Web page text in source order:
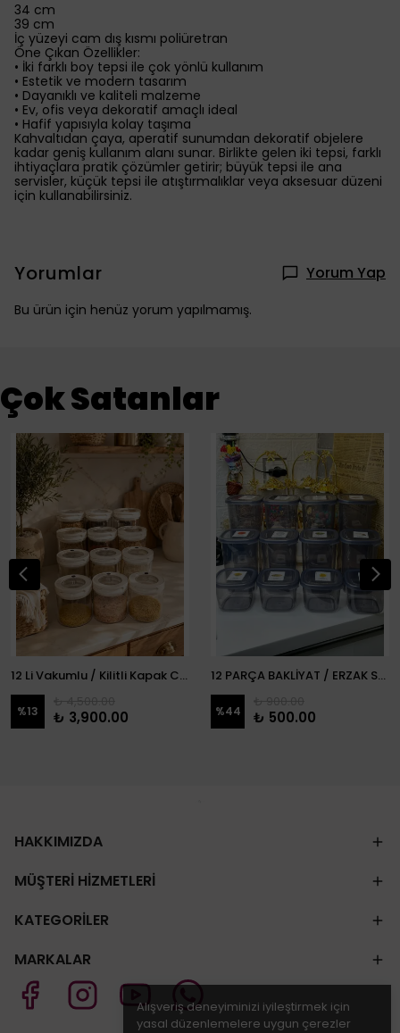
Alışveriş deneyiminizi iyileştirmek için
yasal düzenlemelere uygun çerezler
34 cm
39 cm
İç yüzeyi cam dış kısmı poliüretran
Öne Çıkan Özellikler:
• İki farklı boy tepsi ile çok yönlü kullanım
• Estetik ve modern tasarım
• Dayanıklı ve kaliteli malzeme
• Ev, ofis veya dekoratif amaçlı ideal
• Hafif yapısıyla kolay taşıma
Kahvaltıdan çaya, aperatif sunumdan dekoratif objelere
kadar geniş kullanım alanı sunar. Birlikte gelen iki tepsi, farklı
ihtiyaçlara pratik çözümler getirir; büyük tepsi ile ana
servisler, küçük tepsi ile atıştırmalıklar veya aksesuar düzeni
için kullanabilirsiniz.
Yorumlar Yorum Yap
Bu ürün için henüz yorum yapılmamış.
Çok Satanlar
12 Li Vakumlu / Kilitli Kapak Cam Erzak Kabı / Kavanoz
%13 ₺ 3,900.00
12 PARÇA BAKLİYAT / ERZAK SETİ
%44 ₺ 500.00
HAKKIMIZDA
MÜŞTERİ HİZMETLERİ
KATEGORİLER
MARKALAR